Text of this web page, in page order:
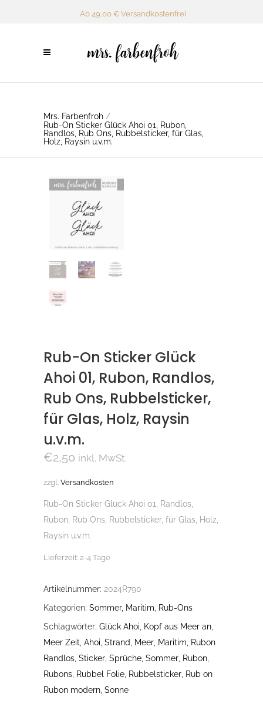
Ab 49,00 € Versandkostenfrei
Mrs. Farbenfroh /
Rub-On Sticker Glück Ahoi 01, Rubon,
Randlos, Rub Ons, Rubbelsticker, für Glas,
Holz, Raysin u.v.m.
Rub-On Sticker Glück
Ahoi 01, Rubon, Randlos,
Rub Ons, Rubbelsticker,
für Glas, Holz, Raysin
u.v.m.
€2,50 inkl. MwSt.
zzgl. Versandkosten
Rub-On Sticker Glück Ahoi 01, Randlos,
Rubon, Rub Ons, Rubbelsticker, für Glas, Holz,
Raysin u.v.m.
Lieferzeit: 2-4 Tage
Artikelnummer: 2024R790
Kategorien: Sommer, Maritim
Rub-Ons
Schlagwörter: Glück Ahoi Kopf aus Meer an
Meer Zeit Ahoi Strand Meer Maritim
Rubon
Randlos Sticker Sprüche Sommer Rubon
Rubons Rubbel Folie Rubbelsticker Rub on
Rubon modern Sonne